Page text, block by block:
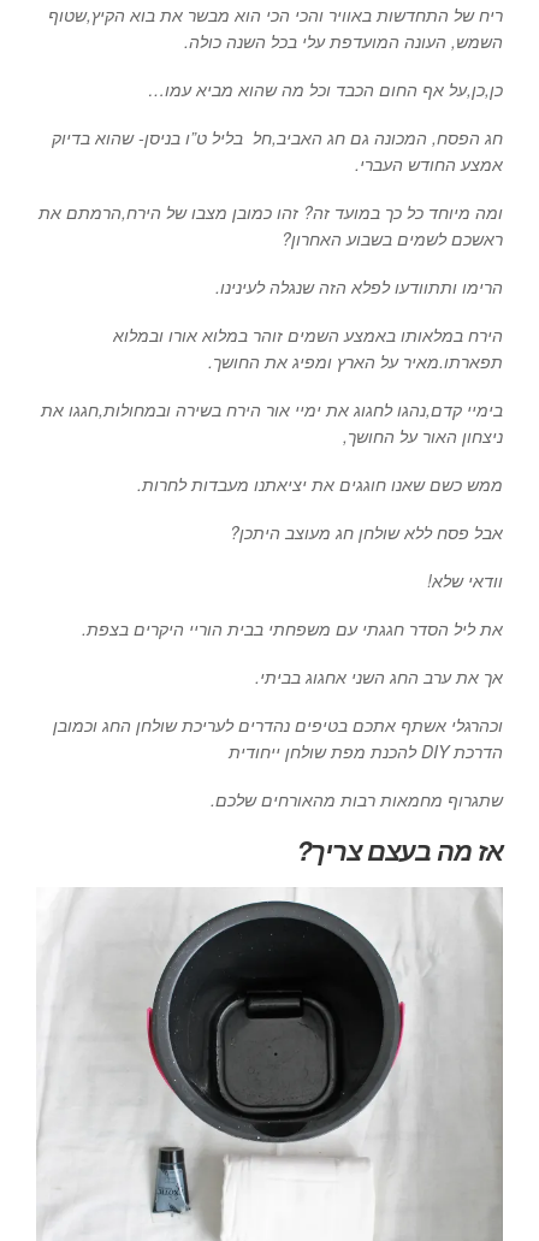
ריח של התחדשות באוויר והכי הכי הוא מבשר את בוא הקיץ,שטוף
השמש, העונה המועדפת עלי בכל השנה כולה.
כן,כן,על אף החום הכבד וכל מה שהוא מביא עמו…
חג הפסח, המכונה גם חג האביב,חל בליל ט”ו בניסן- שהוא בדיוק
אמצע החודש העברי.
ומה מיוחד כל כך במועד זה? זהו כמובן מצבו של הירח,הרמתם את
ראשכם לשמים בשבוע האחרון?
הרימו ותתוודעו לפלא הזה שנגלה לעינינו.
הירח במלאותו באמצע השמים זוהר במלוא אורו ובמלוא
תפארתו.מאיר על הארץ ומפיג את החושך.
בימיי קדם,נהגו לחגוג את ימיי אור הירח בשירה ובמחולות,חגגו את
ניצחון האור על החושך,
ממש כשם שאנו חוגגים את יציאתנו מעבדות לחרות.
אבל פסח ללא שולחן חג מעוצב היתכן?
וודאי שלא!
את ליל הסדר חגגתי עם משפחתי בבית הוריי היקרים בצפת.
אך את ערב החג השני אחגוג בביתי.
וכהרגלי אשתף אתכם בטיפים נהדרים לעריכת שולחן החג וכמובן
הדרכת DIY להכנת מפת שולחן ייחודית
שתגרוף מחמאות רבות מהאורחים שלכם.
אז מה בעצם צריך?